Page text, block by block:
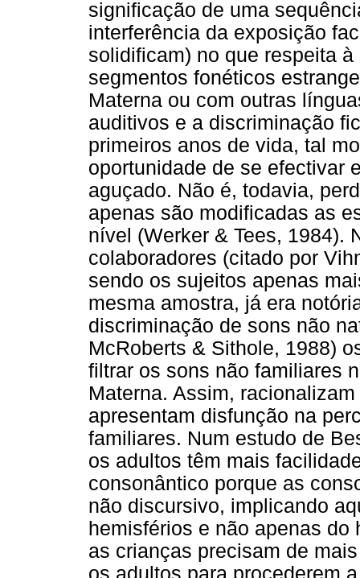
significação de uma
interferência da exposição
solidificam) no que respeita
segmentos fonéticos
Materna ou com outras
auditivos e a discriminação
primeiros anos de vida, tal
oportunidade de se efectivar
aguçado. Não é, todavia,
apenas são modificadas as
nível (Werker & Tees, 1984).
colaboradores (citado por
sendo os sujeitos apenas
mesma amostra, já era
discriminação de sons não
McRoberts & Sithole, 1988)
filtrar os sons não familiares
Materna. Assim,
apresentam disfunção na
familiares. Num estudo de
os adultos têm mais
consonântico porque as
não discursivo, implicando
hemisférios e não apenas do
as crianças precisam de
os adultos para procederem